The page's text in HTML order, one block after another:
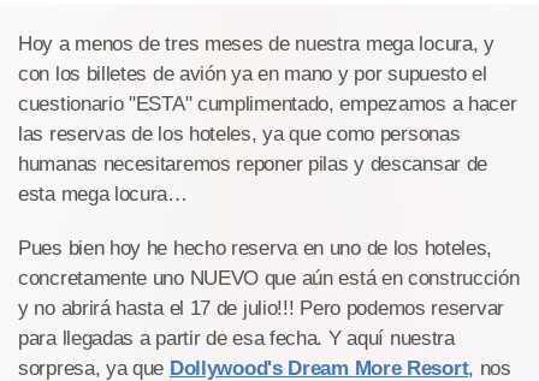
Hoy a menos de tres meses de nuestra mega locura, y
con los billetes de avión ya en mano y por supuesto el
cuestionario "ESTA" cumplimentado, empezamos a hacer
las reservas de los hoteles, ya que como personas
humanas necesitaremos reponer pilas y descansar de
esta mega locura…
Pues bien hoy he hecho reserva en uno de los hoteles,
concretamente uno NUEVO que aún está en construcción
y no abrirá hasta el 17 de julio!!! Pero podemos reservar
para llegadas a partir de esa fecha. Y aquí nuestra
sorpresa, ya que Dollywood's Dream More Resort, nos